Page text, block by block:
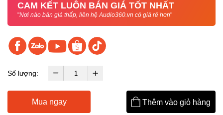
CAM KẾT LUÔN BÁN GIÁ TỐT NHẤT
"Nơi nào bán giá thấp, liên hệ Audio360.vn có giá rẻ hơn"
Số lượng:
Mua ngay Thêm vào giỏ hàng